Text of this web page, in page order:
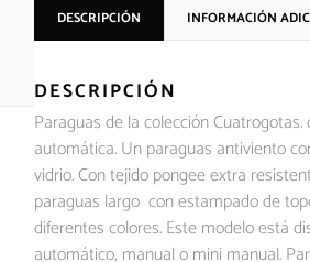
DESCRIPCIÓN INFORMACIÓN
DESCRIPCIÓN
Paraguas de la colección
automática. Un paraguas antiviento
vidrio. Con tejido pongee extra
paraguas largo con estampado de
diferentes colores. Este modelo está
automático, manual o mini manual.